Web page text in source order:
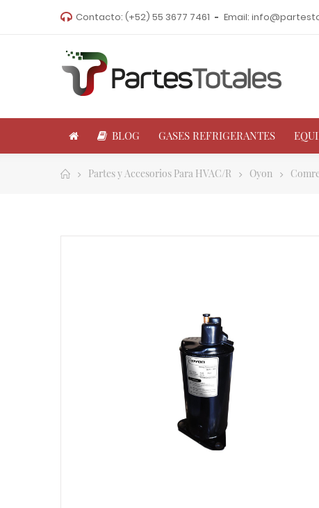
Contacto: (+52) 55 3677 7461 Email:
BLOG GASES REFRIGERANTES
Partes y Accesorios Para HVAC/R Oyon